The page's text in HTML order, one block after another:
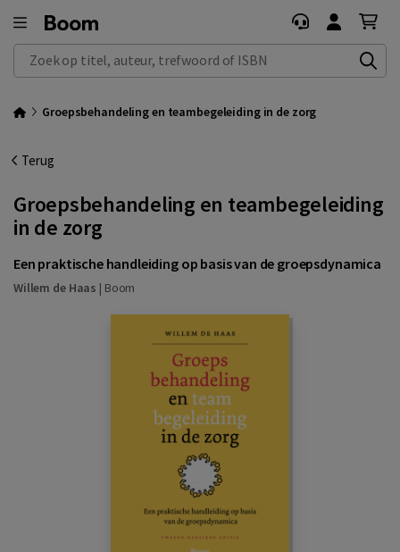
Zoek op titel, auteur, trefwoord of ISBN
Groepsbehandeling en teambegeleiding in de zorg
Terug
Groepsbehandeling en teambegeleiding
in de zorg
Een praktische handleiding op basis van de groepsdynamica
Willem de Haas | Boom